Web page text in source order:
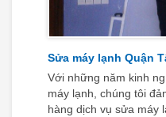
Sửa máy lạnh Quận
Với những năm kinh
máy lạnh, chúng tôi
hàng dịch vụ sửa máy